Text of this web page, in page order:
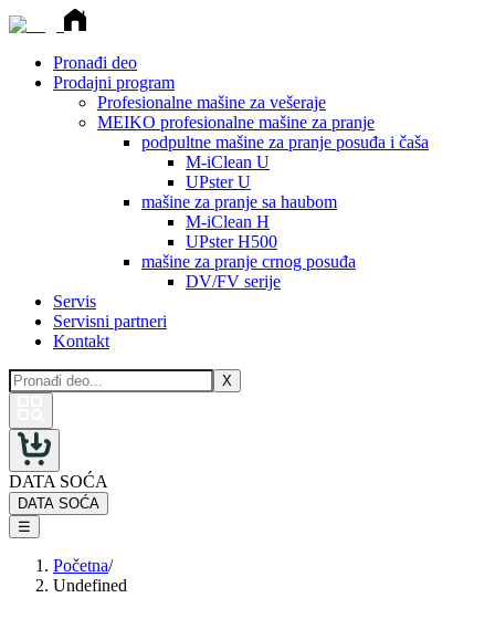
Pronađi deo
Prodajni program
Profesionalne mašine za vešeraje
MEIKO profesionalne mašine za pranje
podpultne mašine za pranje posuđa i čaša
M-iClean U
UPster U
mašine za pranje sa haubom
M-iClean H
UPster H500
mašine za pranje crnog posuđa
DV/FV serije
Servis
Servisni partneri
Kontakt
X
DATA SOĆA
DATA SOĆA
☰
Početna/
Undefined